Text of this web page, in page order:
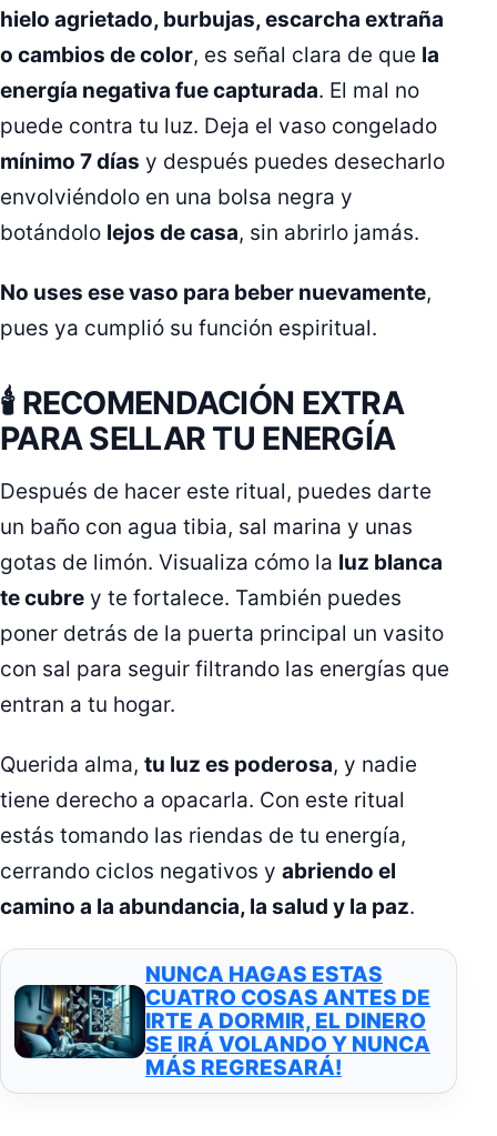
hielo agrietado, burbujas, escarcha extraña
o cambios de color, es señal clara de que la
energía negativa fue capturada. El mal no
puede contra tu luz. Deja el vaso congelado
mínimo 7 días y después puedes desecharlo
envolviéndolo en una bolsa negra y
botándolo lejos de casa, sin abrirlo jamás.
No uses ese vaso para beber nuevamente,
pues ya cumplió su función espiritual.
🕯 RECOMENDACIÓN EXTRA
PARA SELLAR TU ENERGÍA
Después de hacer este ritual, puedes darte
un baño con agua tibia, sal marina y unas
gotas de limón. Visualiza cómo la luz blanca
te cubre y te fortalece. También puedes
poner detrás de la puerta principal un vasito
con sal para seguir filtrando las energías que
entran a tu hogar.
Querida alma, tu luz es poderosa, y nadie
tiene derecho a opacarla. Con este ritual
estás tomando las riendas de tu energía,
cerrando ciclos negativos y abriendo el
camino a la abundancia, la salud y la paz.
NUNCA HAGAS ESTAS
CUATRO COSAS ANTES DE
IRTE A DORMIR, EL DINERO
SE IRÁ VOLANDO Y NUNCA
MÁS REGRESARÁ!